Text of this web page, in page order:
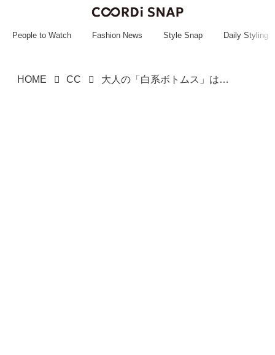
~~~~~~~~~~~
People to Watch Fashion News Style Snap Daily Styling
HOME CC 大人の「白系ボトムス」はこう着て！【GU】そのまま真似したい「お手本コーデ」